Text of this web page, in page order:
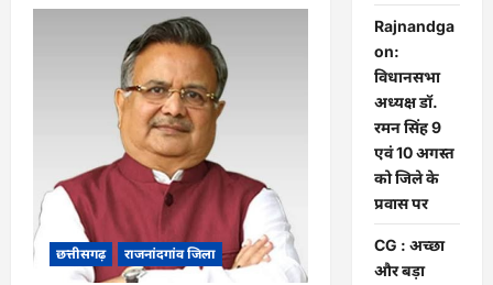
भगवान
शिव
पर
कथित
आपत्तिजनक
टिप्पणी
मामला:
छत्तीसगढ़
क्रिश्चियन
फोरम
के
अध्यक्ष
अरुण
पन्नालाल
की
जमानत
खारिज
छत्तीसगढ़ राजनांदगांव जिला
Rajnandga
on:
विधानसभा
अध्यक्ष डॉ.
रमन सिंह 9
एवं 10 अगस्त
को जिले के
प्रवास पर
CG : अच्छा
और बड़ा